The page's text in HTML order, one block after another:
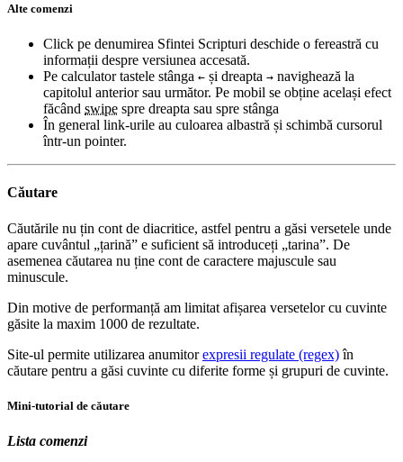
Alte comenzi
Click pe denumirea Sfintei Scripturi deschide o fereastră cu
informații despre versiunea accesată.
Pe calculator tastele stânga ← și dreapta → navighează la
capitolul anterior sau următor. Pe mobil se obține același efect
făcând swipe spre dreapta sau spre stânga
În general link-urile au culoarea albastră și schimbă cursorul
într-un pointer.
Căutare
Căutările nu țin cont de diacritice, astfel pentru a găsi versetele unde
apare cuvântul „țarină” e suficient să introduceți „tarina”. De
asemenea căutarea nu ține cont de caractere majuscule sau
minuscule.
Din motive de performanță am limitat afișarea versetelor cu cuvinte
găsite la maxim 1000 de rezultate.
Site-ul permite utilizarea anumitorexpresii regulate (regex)în
căutare pentru a găsi cuvinte cu diferite forme și grupuri de cuvinte.
Mini-tutorial de căutare
Lista comenzi